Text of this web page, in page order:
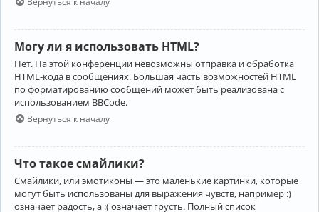
Могу ли я использовать HTML?
Нет. На этой конференции невозможны отправка и обработка
HTML-кода в сообщениях. Большая часть возможностей HTML
по форматированию сообщений может быть реализована с
использованием BBCode.
Вернуться к началу
Что такое смайлики?
Смайлики, или эмотиконы — это маленькие картинки, которые
могут быть использованы для выражения чувств, например :)
означает радость, а :( означает грусть. Полный список